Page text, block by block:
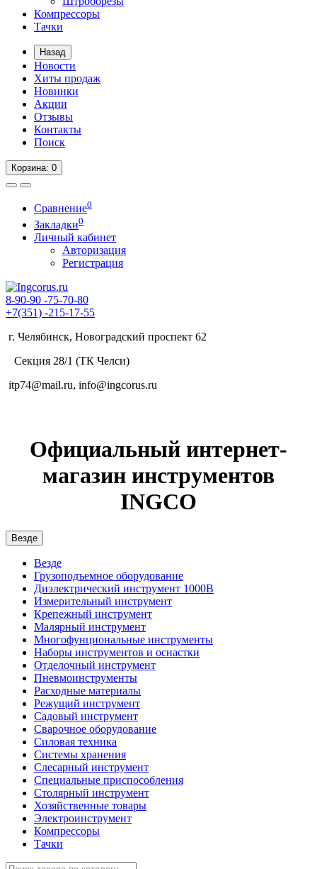
Компрессоры
Тачки
Назад
Новости
Хиты продаж
Новинки
Акции
Отзывы
Контакты
Поиск
Корзина: 0
Сравнение0
Закладки0
Личный кабинет
Авторизация
Регистрация
8-90-90 -75-70-80
+7(351) -215-17-55
г. Челябинск, Новоградский проспект 62
Секция 28/1 (ТК Челси)
itp74@mail.ru, info@ingcorus.ru
Официальный интернет-
магазин инструментов
INGCO
Везде
Везде
Грузоподъемное оборудование
Диэлектрический инструмент 1000В
Измерительный инструмент
Крепежный инструмент
Малярный инструмент
Многофунциональные инструменты
Наборы инструментов и оснастки
Отделочный инструмент
Пневмоинструменты
Расходные материалы
Режущий инструмент
Садовый инструмент
Сварочное оборудование
Силовая техника
Системы хранения
Слесарный инструмент
Специальные приспособления
Столярный инструмент
Хозяйственные товары
Электроинструмент
Компрессоры
Тачки